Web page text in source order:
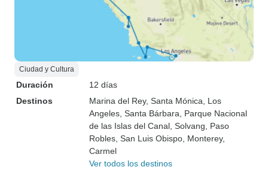
Ciudad y Cultura
Duración
12 días
Destinos
Marina del Rey, Santa Mónica , Los
Angeles , Santa Bárbara , Parque Nacional
de las Islas del Canal , Solvang , Paso
Robles , San Luis Obispo , Monterey,
Carmel
Ver todos los destinos